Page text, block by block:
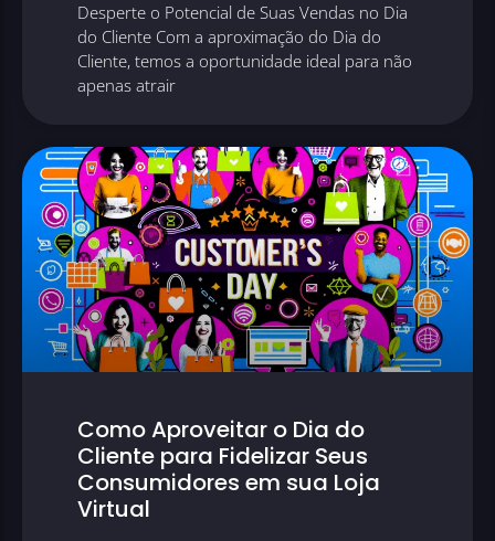
Desperte o Potencial de Suas Vendas no Dia
do Cliente Com a aproximação do Dia do
Cliente, temos a oportunidade ideal para não
apenas atrair
Como Aproveitar o Dia do
Cliente para Fidelizar Seus
Consumidores em sua Loja
Virtual